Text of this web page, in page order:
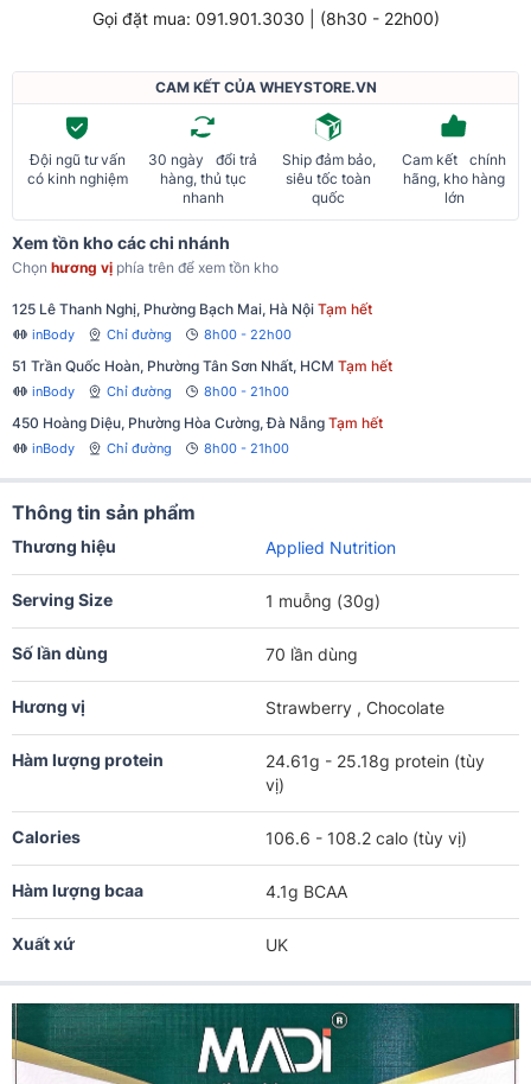
Gọi đặt mua: 091.901.3030 | (8h30 - 22h00)
CAM KẾT CỦA WHEYSTORE.VN
Đội ngũ tư vấn
có kinh nghiệm
30 ngày đổi trả
hàng, thủ tục
nhanh
Ship đảm bảo,
siêu tốc toàn
quốc
Cam kết chính
hãng, kho hàng
lớn
Xem tồn kho các chi nhánh
Chọn hương vị phía trên để xem tồn kho
125 Lê Thanh Nghị, Phường Bạch Mai, Hà Nội Tạm hết
inBody Chỉ đường 8h00 - 22h00
51 Trần Quốc Hoàn, Phường Tân Sơn Nhất, HCM Tạm hết
inBody Chỉ đường 8h00 - 21h00
450 Hoàng Diệu, Phường Hòa Cường, Đà Nẵng Tạm hết
inBody Chỉ đường 8h00 - 21h00
Thông tin sản phẩm
Thương hiệu Applied Nutrition
Serving Size 1 muỗng (30g)
Số lần dùng 70 lần dùng
Hương vị Strawberry , Chocolate
Hàm lượng protein
24.61g - 25.18g protein (tùy
vị)
Calories 106.6 - 108.2 calo (tùy vị)
Hàm lượng bcaa 4.1g BCAA
Xuất xứ UK